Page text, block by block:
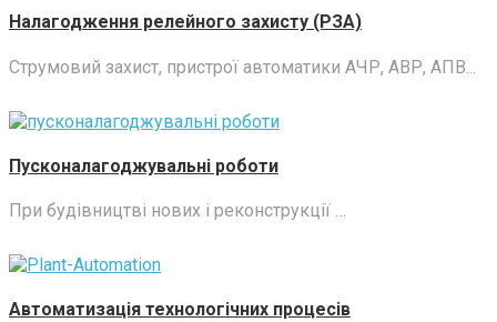
Налагодження релейного захисту (РЗА)
Струмовий захист, пристрої автоматики АЧР, АВР, АПВ...
Пусконалагоджувальні роботи
При будівництві нових і реконструкції …
Автоматизація технологічних процесів